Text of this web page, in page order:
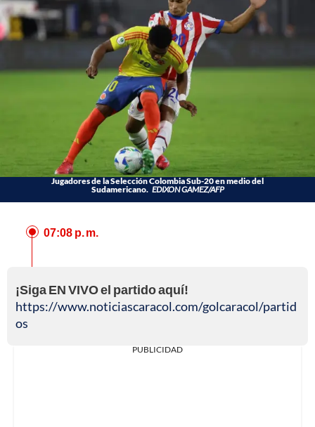
Jugadores de la Selección Colombia Sub-20 en medio del
Sudamericano. EDIXON GAMEZ/AFP
07:08 p. m.
¡Siga EN VIVO el partido aquí!
https://www.noticiascaracol.com/golcaracol/partid
os
PUBLICIDAD